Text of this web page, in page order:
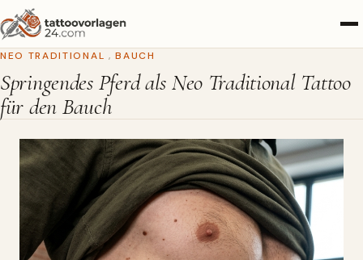
NEO TRADITIONAL , BAUCH
Springendes Pferd als Neo Traditional Tattoo
für den Bauch